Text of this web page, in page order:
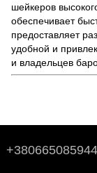
шейкеров
обеспечивает
предоставляет
удобной и
и владельцев
+380665085944